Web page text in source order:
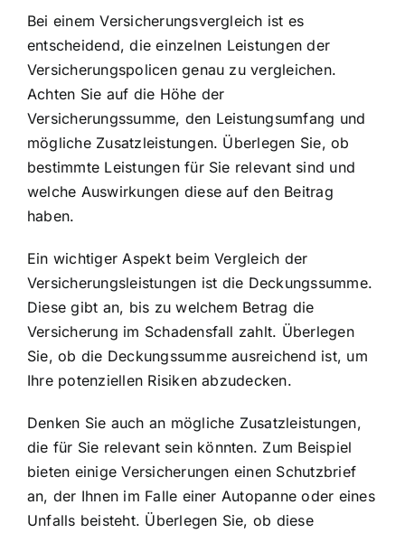
Bei einem Versicherungsvergleich ist es
entscheidend, die einzelnen Leistungen der
Versicherungspolicen genau zu vergleichen.
Achten Sie auf die Höhe der
Versicherungssumme, den Leistungsumfang und
mögliche Zusatzleistungen. Überlegen Sie, ob
bestimmte Leistungen für Sie relevant sind und
welche Auswirkungen diese auf den Beitrag
haben.
Ein wichtiger Aspekt beim Vergleich der
Versicherungsleistungen ist die Deckungssumme.
Diese gibt an, bis zu welchem Betrag die
Versicherung im Schadensfall zahlt. Überlegen
Sie, ob die Deckungssumme ausreichend ist, um
Ihre potenziellen Risiken abzudecken.
Denken Sie auch an mögliche Zusatzleistungen,
die für Sie relevant sein könnten. Zum Beispiel
bieten einige Versicherungen einen Schutzbrief
an, der Ihnen im Falle einer Autopanne oder eines
Unfalls beisteht. Überlegen Sie, ob diese